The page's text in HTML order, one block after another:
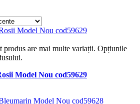
produs are mai multe variații. Opțiunile
Model Nou cod59629